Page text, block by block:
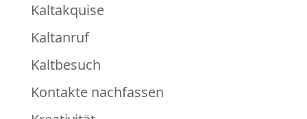
Kaltakquise
Kaltanruf
Kaltbesuch
Kontakte nachfassen